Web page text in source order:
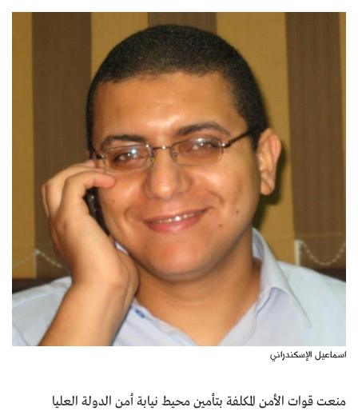
اسماعيل الإسكندراني
منعت قوات الأمن المكلفة بتأمين محيط نيابة أمن الدولة العليا